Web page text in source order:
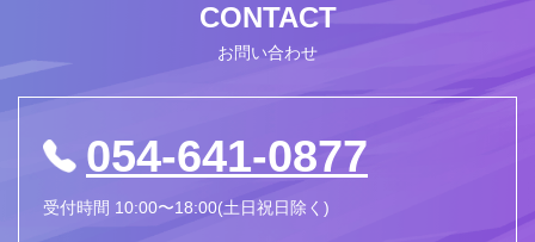
CONTACT
お問い合わせ
054-641-0877
受付時間 10:00〜18:00(土日祝日除く)